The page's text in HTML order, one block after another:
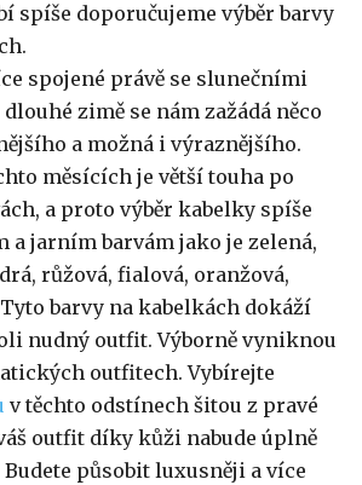
spíše doporučujeme výběr barvy
spojené právě se slunečními
zimě se nám zažádá něco
a možná i výraznějšího.
měsících je větší touha po
a proto výběr kabelky spíše
a jarním barvám jako je zelená,
růžová, fialová, oranžová,
barvy na kabelkách dokáží
nudný outfit. Výborně vyniknou
outfitech. Vybírejte
v těchto odstínech šitou z pravé
outfit díky kůži nabude úplně
působit luxusněji a více